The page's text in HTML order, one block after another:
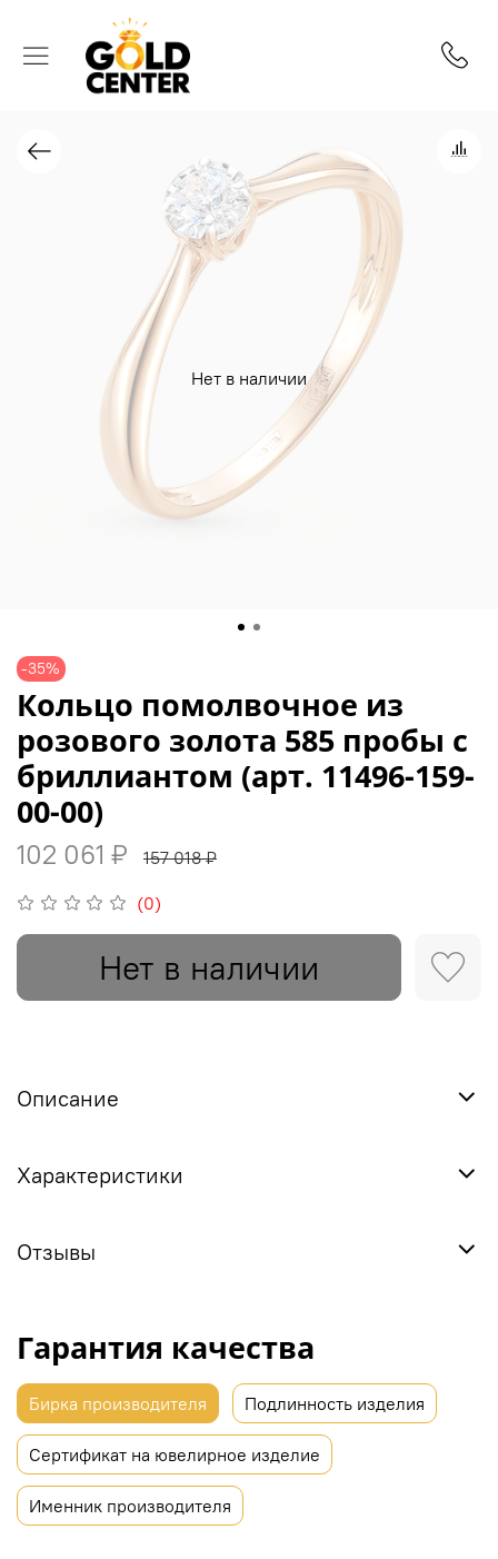
Нет в наличии
-35%
(0)
Кольцо помолвочное из
розового золота 585 пробы с
бриллиантом (арт. 11496-159-
00-00)
102 061 ₽ 157 018 ₽
Нет в наличии
Описание
Характеристики
Отзывы
Гарантия качества
Бирка производителя Подлинность изделия
Сертификат на ювелирное изделие
Именник производителя